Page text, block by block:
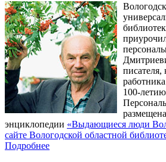
писателя,
энциклопедии «Выдающиеся люди
сайте Вологодской областной
Подробнее